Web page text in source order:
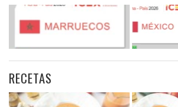
RECETAS